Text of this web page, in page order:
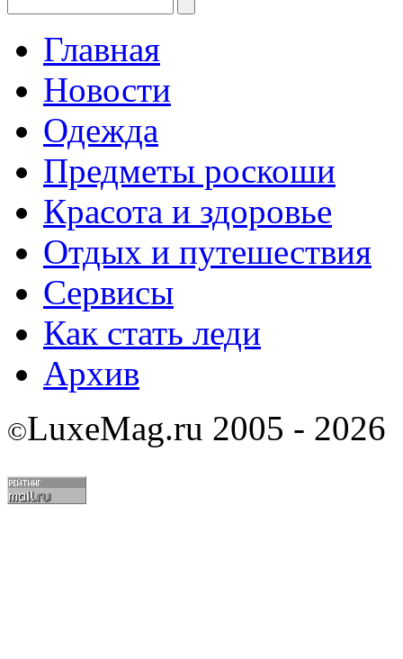
Главная
Новости
Одежда
Предметы роскоши
Красота и здоровье
Отдых и путешествия
Сервисы
Как стать леди
Архив
©LuxeMag.ru 2005 - 2026